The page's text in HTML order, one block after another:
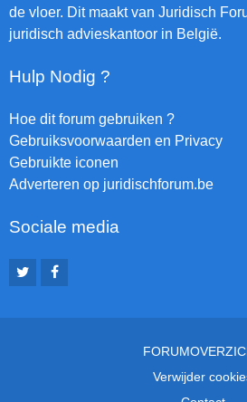
de vloer. Dit maakt van Juridisch
juridisch advieskantoor in België.
Hulp Nodig ?
Hoe dit forum gebruiken ?
Gebruiksvoorwaarden en Privacy
Gebruikte iconen
Adverteren op juridischforum.be
Sociale media
Verwijder